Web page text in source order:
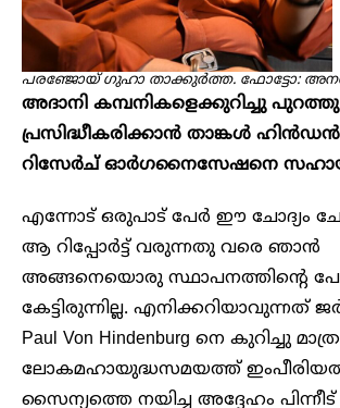
പരഞ്ജോയ് ​ഗുഹാ താക്കുർത്ത. ഫോട്ടോ:
അദാനി കമ്പനികളെക്കുറിച്ചു പുറത്തു
പ്രസിദ്ധീകരിക്കാൻ താങ്കൾ
റിസേർച് ഓർഗനൈസേഷനെ
എന്നോട് ഒരുപാട് പേർ ഈ ചോദ്യം
ആ റിപ്പോർട്ട് വരുന്നതു വരെ ഞാൻ
അങ്ങനെയൊരു സ്ഥാപനത്തിന്റെ
കേട്ടിരുന്നില്ല. എനിക്കറിയാവുന്നത്
Paul Von Hindenburg നെ കുറിച്ചു
ലോകമഹായുദ്ധസമയത്ത്
സൈന്യത്തെ നയിച്ച അദ്ദേഹം